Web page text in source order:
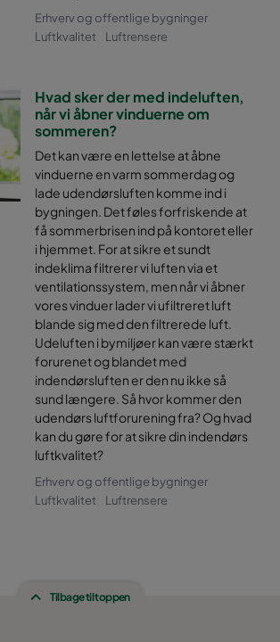
Erhverv og offentlige bygninger
Luftkvalitet
Luftrensere
Hvad sker der med indeluften,
når vi åbner vinduerne om
sommeren?
Det kan være en lettelse at åbne
vinduerne en varm sommerdag og
lade udendørsluften komme ind i
bygningen. Det føles forfriskende at
få sommerbrisen ind på kontoret eller
i hjemmet. For at sikre et sundt
indeklima filtrerer vi luften via et
ventilationssystem, men når vi åbner
vores vinduer lader vi ufiltreret luft
blande sig med den filtrerede luft.
Udeluften i bymiljøer kan være stærkt
forurenet og blandet med
indendørsluften er den nu ikke så
sund længere. Så hvor kommer den
udendørs luftforurening fra? Og hvad
kan du gøre for at sikre din indendørs
luftkvalitet?
Erhverv og offentlige bygninger
Luftkvalitet
Luftrensere
Tilbage til toppen